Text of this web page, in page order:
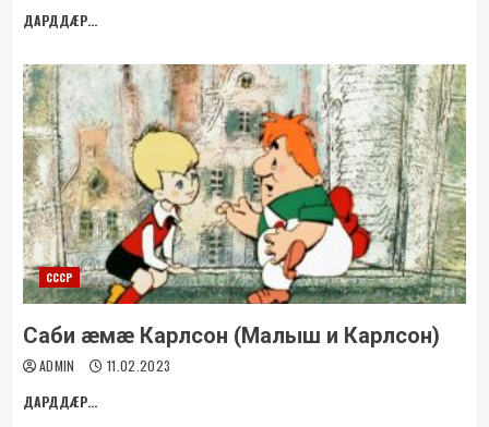
ДАРДДÆР...
СССР
Саби æмæ Карлсон (Малыш и Карлсон)
ADMIN
11.02.2023
ДАРДДÆР...